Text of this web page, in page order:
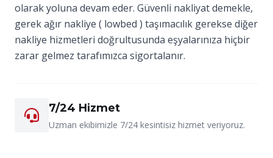
olarak yoluna devam eder. Güvenli nakliyat demekle,
gerek ağır nakliye ( lowbed ) taşımacılık gerekse diğer
nakliye hizmetleri doğrultusunda eşyalarınıza hiçbir
zarar gelmez tarafımızca sigortalanır.
7/24 Hizmet
Uzman ekibimizle 7/24 kesintisiz hizmet veriyoruz.